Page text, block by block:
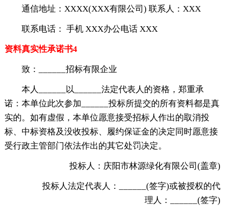
通信地址：XXXX(XXX有限公司) 联系人：XXX
联系电话： 手机 XXX办公电话 XXX
资料真实性承诺书4
致：______招标有限企业
本人______以______法定代表人的资格，郑重承
诺：本单位此次参加______投标所提交的所有资料都是真
实的。如有虚假，本单位愿意接受招标人作出的取消投
标、中标资格及没收投标、履约保证金的决定同时愿意接
受行政主管部门依法作出的其它处罚决定。
投标人：庆阳市林源绿化有限公司(盖章)
投标人法定代表人：______(签字)或被授权的代
理人：______(签字)